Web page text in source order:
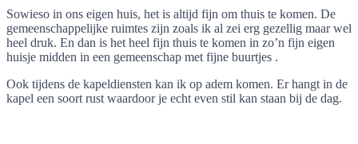
Sowieso in ons eigen huis, het is altijd fijn om thuis te komen. De
gemeenschappelijke ruimtes zijn zoals ik al zei erg gezellig maar wel
heel druk. En dan is het heel fijn thuis te komen in zo’n fijn eigen
huisje midden in een gemeenschap met fijne buurtjes .
Ook tijdens de kapeldiensten kan ik op adem komen. Er hangt in de
kapel een soort rust waardoor je echt even stil kan staan bij de dag.